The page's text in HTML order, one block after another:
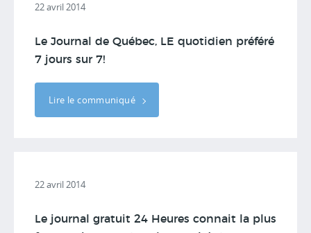
22 avril 2014
Le Journal de Québec, LE quotidien préféré
7 jours sur 7!
Lire le communiqué
22 avril 2014
Le journal gratuit 24 Heures connait la plus